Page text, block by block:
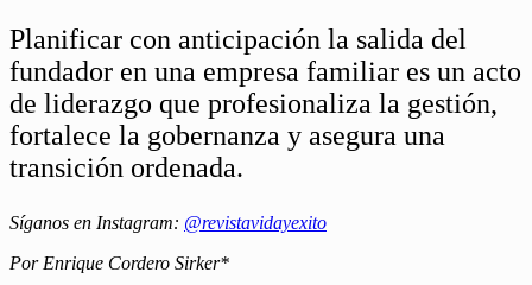
Planificar con anticipación la salida del
fundador en una empresa familiar es un acto
de liderazgo que profesionaliza la gestión,
fortalece la gobernanza y asegura una
transición ordenada.
Síganos en Instagram: @revistavidayexito
Por Enrique Cordero Sirker*